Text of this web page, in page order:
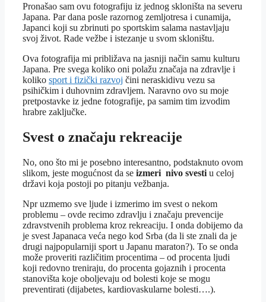
Pronašao sam ovu fotografiju iz jednog skloništa na severu
Japana. Par dana posle razornog zemljotresa i cunamija,
Japanci koji su zbrinuti po sportskim salama nastavljaju
svoj život. Rade vežbe i istezanje u svom skloništu.
Ova fotografija mi približava na jasniji način samu kulturu
Japana. Pre svega koliko oni polažu značaja na zdravlje i
koliko sport i fizički razvoj čini neraskidivu vezu sa
psihičkim i duhovnim zdravljem. Naravno ovo su moje
pretpostavke iz jedne fotografije, pa samim tim izvodim
hrabre zaključke.
Svest o značaju rekreacije
No, ono što mi je posebno interesantno, podstaknuto ovom
slikom, jeste mogućnost da se izmeri nivo svesti u celoj
državi koja postoji po pitanju vežbanja.
Npr uzmemo sve ljude i izmerimo im svest o nekom
problemu – ovde recimo zdravlju i značaju prevencije
zdravstvenih problema kroz rekreaciju. I onda dobijemo da
je svest Japanaca veća nego kod Srba (da li ste znali da je
drugi najpopularniji sport u Japanu maraton?). To se onda
može proveriti različitim procentima – od procenta ljudi
koji redovno treniraju, do procenta gojaznih i procenta
stanovišta koje oboljevaju od bolesti koje se mogu
preventirati (dijabetes, kardiovaskularne bolesti….).